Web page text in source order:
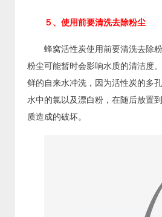
５、使用前要清洗去除粉尘
蜂窝活性炭使用前要清洗去除
粉尘可能暂时会影响水质的清洁度
鲜的自来水冲洗，因为活性炭的多
水中的氯以及漂白粉，在随后放置
质造成的破坏。